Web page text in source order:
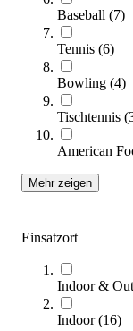
Baseball (7)
Tennis (6)
Bowling (4)
Tischtennis (
American
Mehr zeigen
Einsatzort
Indoor &
Indoor(16)
Kübler Sport®
ab
20,95 €
Zum Produkt
Varianten
Sofort lieferbar
Kübler Sport®
ab 14,40 €